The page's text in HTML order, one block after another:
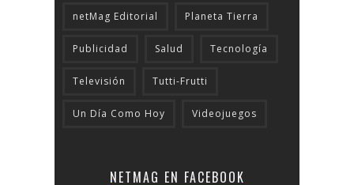
netMag Editorial Planeta Tierra
Publicidad Salud Tecnologí­a
Televisión Tutti-Frutti
Un Día Como Hoy Videojuegos
NETMAG EN FACEBOOK